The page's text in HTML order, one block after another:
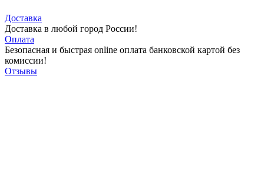
Доставка
Доставка в любой город России!
Оплата
Безопасная и быстрая online оплата банковской картой без
комиссии!
Отзывы